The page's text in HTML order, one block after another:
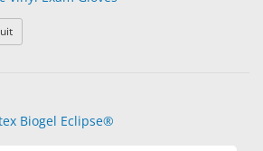
: Accutouch® Synthetic Vinyl Exam Gloves